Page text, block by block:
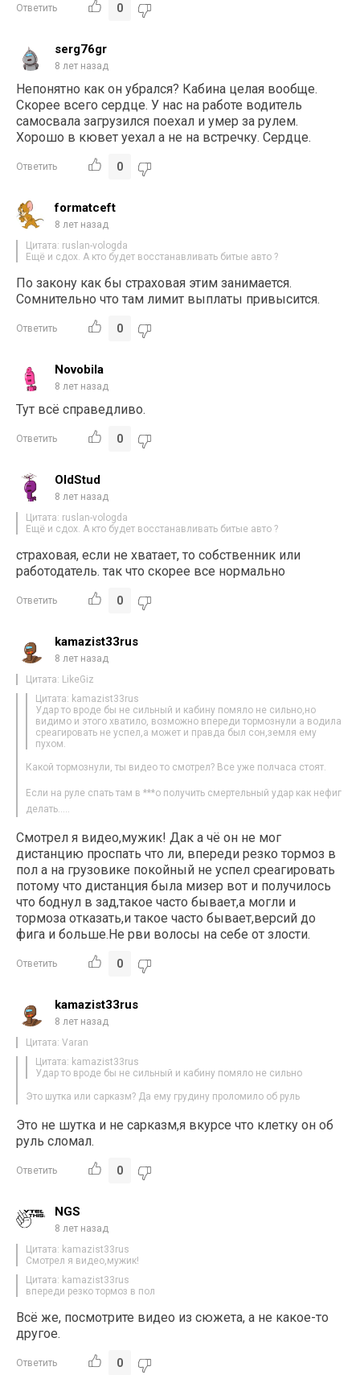
Ответить 0
serg76gr
8 лет назад
Непонятно как он убрался? Кабина целая вообще.
Скорее всего сердце. У нас на работе водитель
самосвала загрузился поехал и умер за рулем.
Хорошо в кювет уехал а не на встречку. Сердце.
Ответить 0
formatceft
8 лет назад
Цитата: ruslan-vologda
Ещё и сдох. А кто будет восстанавливать битые авто ?
По закону как бы страховая этим занимается.
Сомнительно что там лимит выплаты привысится.
Ответить 0
Novobila
8 лет назад
Тут всё справедливо.
Ответить 0
OldStud
8 лет назад
Цитата: ruslan-vologda
Ещё и сдох. А кто будет восстанавливать битые авто ?
страховая, если не хватает, то собственник или
работодатель. так что скорее все нормально
Ответить 0
kamazist33rus
8 лет назад
Цитата: LikeGiz
Цитата: kamazist33rus
Удар то вроде бы не сильный и кабину помяло не сильно,но
видимо и этого хватило, возможно впереди тормознули а водила
среагировать не успел,а может и правда был сон,земля ему
пухом.
Какой тормознули, ты видео то смотрел? Все уже полчаса стоят.
Если на руле спать там в ***о получить смертельный удар как нефиг
делать…..
Смотрел я видео,мужик! Дак а чё он не мог
дистанцию проспать что ли, впереди резко тормоз в
пол а на грузовике покойный не успел среагировать
потому что дистанция была мизер вот и получилось
что боднул в зад,такое часто бывает,а могли и
тормоза отказать,и такое часто бывает,версий до
фига и больше.Не рви волосы на себе от злости.
Ответить 0
kamazist33rus
8 лет назад
Цитата: Varan
Цитата: kamazist33rus
Удар то вроде бы не сильный и кабину помяло не сильно
Это шутка или сарказм? Да ему грудину проломило об руль
Это не шутка и не сарказм,я вкурсе что клетку он об
руль сломал.
Ответить 0
NGS
8 лет назад
Цитата: kamazist33rus
Смотрел я видео,мужик!
Цитата: kamazist33rus
впереди резко тормоз в пол
Всё же, посмотрите видео из сюжета, а не какое-то
другое.
Ответить 0